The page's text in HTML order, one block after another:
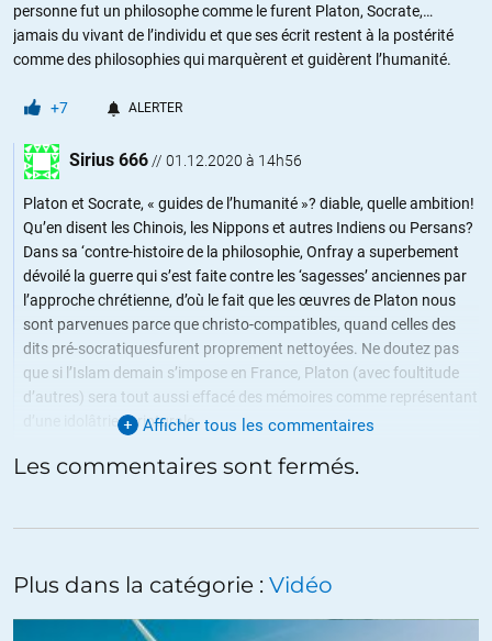
personne fut un philosophe comme le furent Platon, Socrate,…
jamais du vivant de l’individu et que ses écrit restent à la postérité
comme des philosophies qui marquèrent et guidèrent l’humanité.
+7 ALERTER
Sirius 666 // 01.12.2020 à 14h56
Platon et Socrate, « guides de l’humanité »? diable, quelle ambition!
Qu’en disent les Chinois, les Nippons et autres Indiens ou Persans?
Dans sa ‘contre-histoire de la philosophie, Onfray a superbement
dévoilé la guerre qui s’est faite contre les ‘sagesses’ anciennes par
l’approche chrétienne, d’où le fait que les œuvres de Platon nous
sont parvenues parce que christo-compatibles, quand celles des
dits pré-socratiquesfurent proprement nettoyées. Ne doutez pas
que si l’Islam demain s’impose en France, Platon (avec foultitude
d’autres) sera tout aussi effacé des mémoires comme représentant
d’une idolâtrie scripturale.
+9 ALERTER
Mettre en parallèle Onfray et BHL, fallait oser, un philosophe de foire
l’a fait!
Afficher tous les commentaires
Les commentaires sont fermés.
Plus dans la catégorie : Vidéo